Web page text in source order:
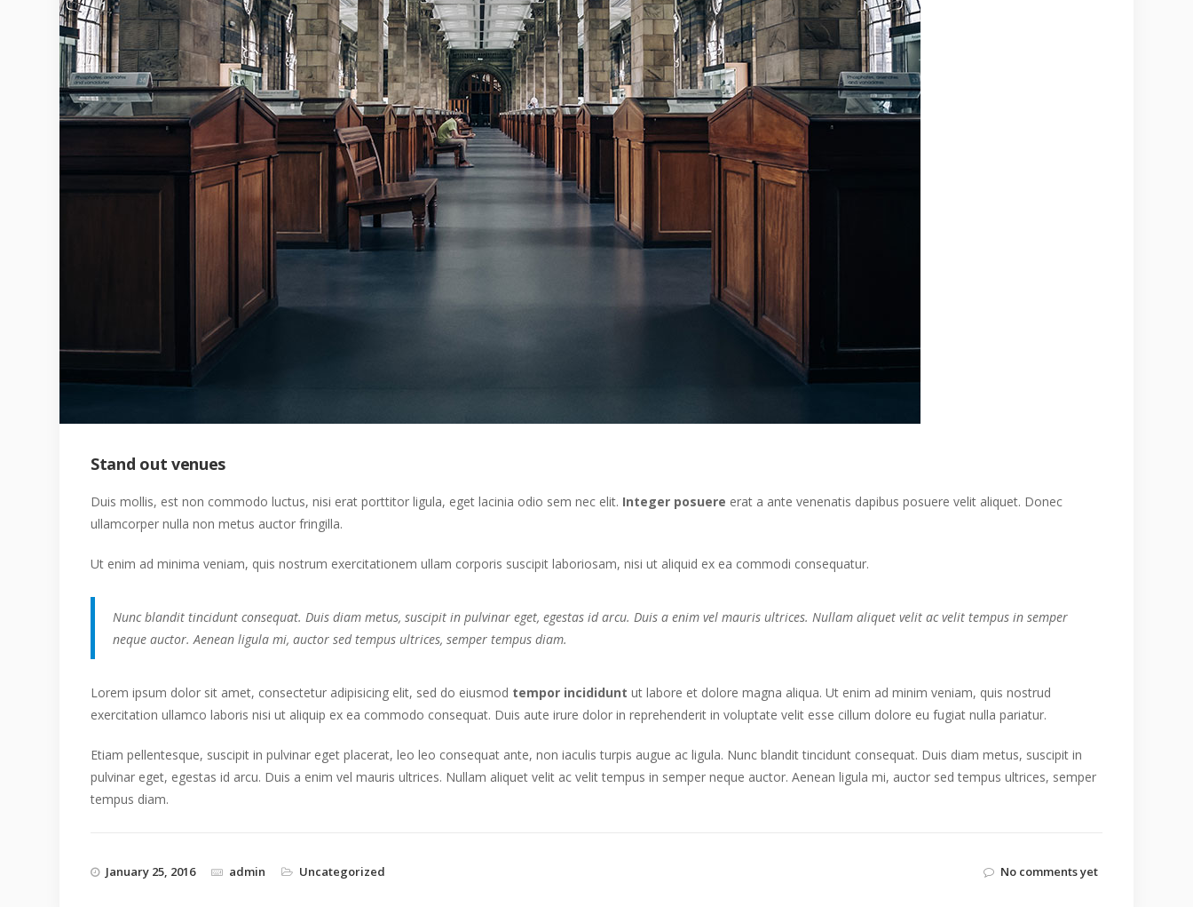
Stand out venues
Duis mollis, est non commodo luctus, nisi erat porttitor ligula, eget lacinia odio sem nec elit. Integer posuere erat a ante venenatis dapibus posuere velit aliquet. Donec
ullamcorper nulla non metus auctor fringilla.
Ut enim ad minima veniam, quis nostrum exercitationem ullam corporis suscipit laboriosam, nisi ut aliquid ex ea commodi consequatur.
Nunc blandit tincidunt consequat. Duis diam metus, suscipit in pulvinar eget, egestas id arcu. Duis a enim vel mauris ultrices. Nullam aliquet velit ac velit tempus in semper
neque auctor. Aenean ligula mi, auctor sed tempus ultrices, semper tempus diam.
Lorem ipsum dolor sit amet, consectetur adipisicing elit, sed do eiusmod tempor incididunt ut labore et dolore magna aliqua. Ut enim ad minim veniam, quis nostrud
exercitation ullamco laboris nisi ut aliquip ex ea commodo consequat. Duis aute irure dolor in reprehenderit in voluptate velit esse cillum dolore eu fugiat nulla pariatur.
Etiam pellentesque, suscipit in pulvinar eget placerat, leo leo consequat ante, non iaculis turpis augue ac ligula. Nunc blandit tincidunt consequat. Duis diam metus, suscipit in
pulvinar eget, egestas id arcu. Duis a enim vel mauris ultrices. Nullam aliquet velit ac velit tempus in semper neque auctor. Aenean ligula mi, auctor sed tempus ultrices, semper
tempus diam.
January 25, 2016 admin Uncategorized No comments yet